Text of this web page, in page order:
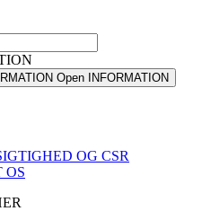
Open INFORMATION
OG CSR
OS